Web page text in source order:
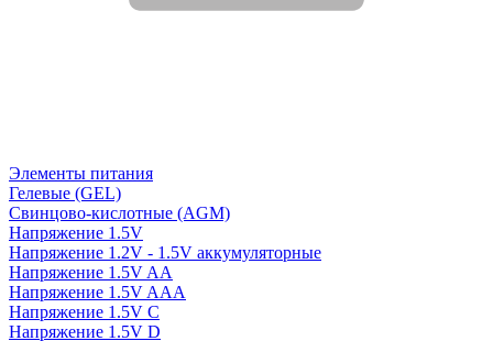
Элементы питания
Гелевые (GEL)
Свинцово-кислотные (AGM)
Напряжение 1.5V
Напряжение 1.2V - 1.5V аккумуляторные
Напряжение 1.5V AA
Напряжение 1.5V AAA
Напряжение 1.5V C
Напряжение 1.5V D